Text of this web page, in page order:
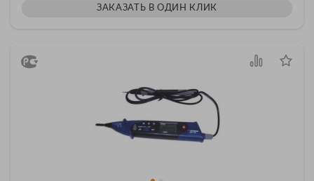
ЗАКАЗАТЬ В ОДИН КЛИК